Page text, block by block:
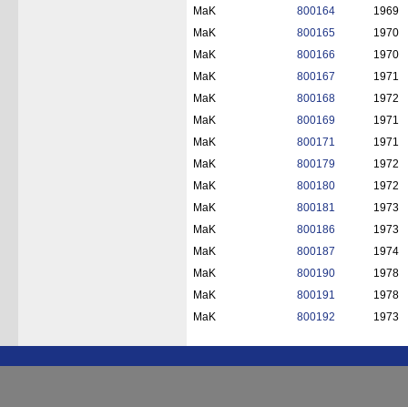
MaK
800164
1969
MaK
800165
1970
MaK
800166
1970
MaK
800167
1971
MaK
800168
1972
MaK
800169
1971
MaK
800171
1971
MaK
800179
1972
MaK
800180
1972
MaK
800181
1973
MaK
800186
1973
MaK
800187
1974
MaK
800190
1978
MaK
800191
1978
MaK
800192 1973